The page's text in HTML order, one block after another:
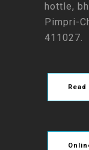
hottle,
Pimpri-
411027.